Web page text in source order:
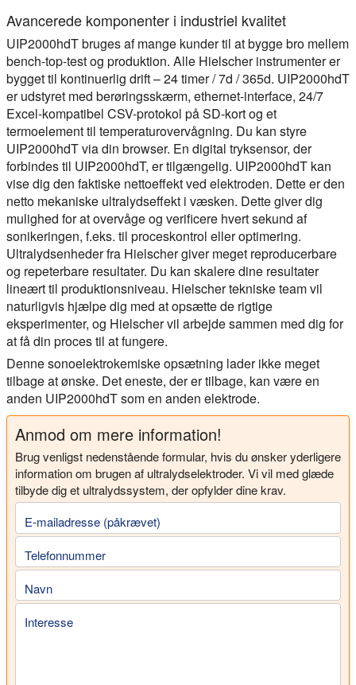
Avancerede komponenter i industriel kvalitet
UIP2000hdT bruges af mange kunder til at bygge bro mellem
bench-top-test og produktion. Alle Hielscher instrumenter er
bygget til kontinuerlig drift – 24 timer / 7d / 365d. UIP2000hdT
er udstyret med berøringsskærm, ethernet-interface, 24/7
Excel-kompatibel CSV-protokol på SD-kort og et
termoelement til temperaturovervågning. Du kan styre
UIP2000hdT via din browser. En digital tryksensor, der
forbindes til UIP2000hdT, er tilgængelig. UIP2000hdT kan
vise dig den faktiske nettoeffekt ved elektroden. Dette er den
netto mekaniske ultralydseffekt i væsken. Dette giver dig
mulighed for at overvåge og verificere hvert sekund af
sonikeringen, f.eks. til proceskontrol eller optimering.
Ultralydsenheder fra Hielscher giver meget reproducerbare
og repeterbare resultater. Du kan skalere dine resultater
lineært til produktionsniveau. Hielscher tekniske team vil
naturligvis hjælpe dig med at opsætte de rigtige
eksperimenter, og Hielscher vil arbejde sammen med dig for
at få din proces til at fungere.
Denne sonoelektrokemiske opsætning lader ikke meget
tilbage at ønske. Det eneste, der er tilbage, kan være en
anden UIP2000hdT som en anden elektrode.
Anmod om mere information!
Brug venligst nedenstående formular, hvis du ønsker yderligere
information om brugen af ultralydselektroder. Vi vil med glæde
tilbyde dig et ultralydssystem, der opfylder dine krav.
E-mailadresse (påkrævet)
Telefonnummer
Navn
Interesse